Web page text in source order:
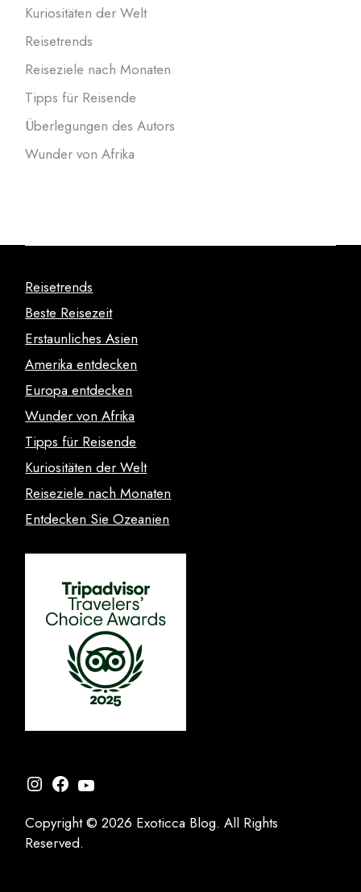
Kuriositäten der Welt
Reisetrends
Reiseziele nach Monaten
Tipps für Reisende
Überlegungen des Autors
Wunder von Afrika
Reisetrends
Beste Reisezeit
Erstaunliches Asien
Amerika entdecken
Europa entdecken
Wunder von Afrika
Tipps für Reisende
Kuriositäten der Welt
Reiseziele nach Monaten
Entdecken Sie Ozeanien
Instagram
Facebook
YouTube
Copyright © 2026 Exoticca Blog. All Rights
Reserved.